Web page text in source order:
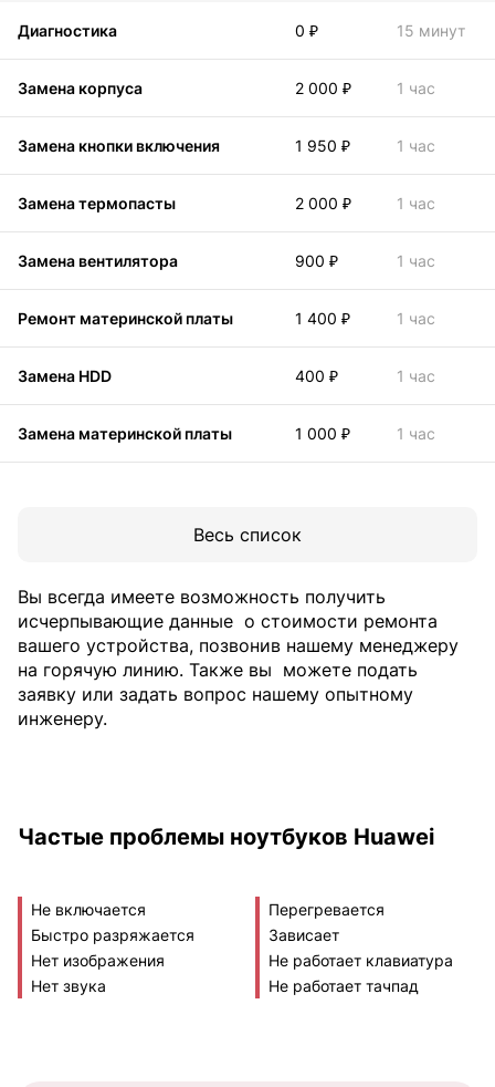
Диагностика 0 ₽ 15 минут
Замена корпуса 2 000 ₽ 1 час
Замена кнопки включения 1 950 ₽ 1 час
Замена термопасты 2 000 ₽ 1 час
Замена вентилятора 900 ₽ 1 час
Ремонт материнской платы 1 400 ₽ 1 час
Замена HDD 400 ₽ 1 час
Замена материнской платы 1 000 ₽ 1 час
Весь список
Вы всегда имеете возможность получить
исчерпывающие данные о стоимости ремонта
вашего устройства, позвонив нашему менеджеру
на горячую линию. Также вы можете подать
заявку или задать вопрос нашему опытному
инженеру.
Частые проблемы ноутбуков Huawei
Не включается
Быстро разряжается
Нет изображения
Нет звука
Перегревается
Зависает
Не работает клавиатура
Не работает тачпад